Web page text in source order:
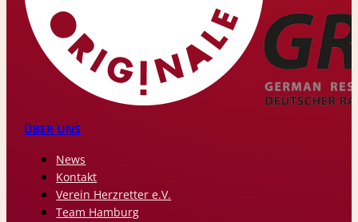
ÜBER UNS
News
Kontakt
Verein Herzretter e.V.
Team Hamburg